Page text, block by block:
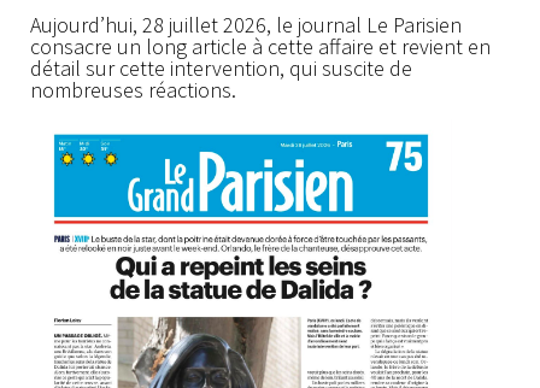
Aujourd’hui, 28 juillet 2026, le journal Le Parisien
consacre un long article à cette affaire et revient en
détail sur cette intervention, qui suscite de
nombreuses réactions.